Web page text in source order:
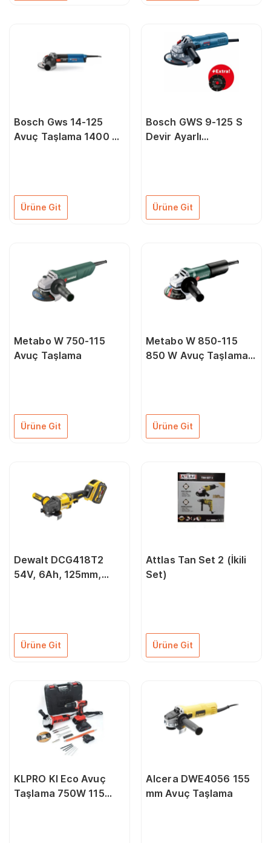
Bosch Gws 14-125
Avuç Taşlama 1400 W
Ürüne Git
Bosch GWS 9-125 S
Devir Ayarlı
kesme diski
Ürüne Git
Metabo W 750-115
Avuç Taşlama
Ürüne Git
Metabo W 850-115
850 W Avuç Taşlama
Ürüne Git
Dewalt DCG418T2
54V, 6Ah, 125mm,
Ürüne Git
Attlas Tan Set 2 (İkili
Set)
Ürüne Git
KLPRO Kl Eco Avuç
Taşlama 750W 115
Alcera DWE4056 155
mm Avuç Taşlama